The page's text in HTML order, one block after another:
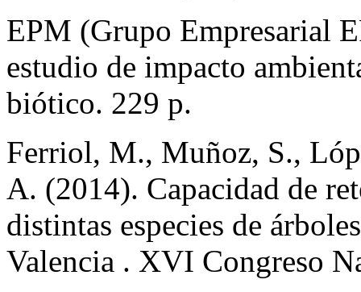
EPM (Grupo Empresarial
estudio de impacto
biótico. 229 p.
Ferriol, M., Muñoz, S.,
A. (2014). Capacidad de
distintas especies de
Valencia . XVI Congreso